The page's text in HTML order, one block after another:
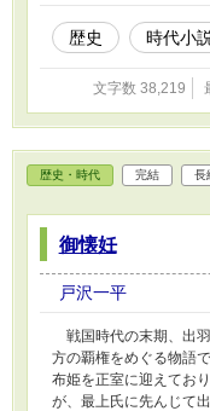
女が浮かんできた。事
この女は、住吉とはど
う関わっているのか。
歴史 時代小説
文字数 38,219
歴史・時代 完結 長
御懐妊
戸沢一平
戦国時代の末期、出
方の覇権をめぐる物語
布姫を正室に迎えてお
が、最上氏に先んじて